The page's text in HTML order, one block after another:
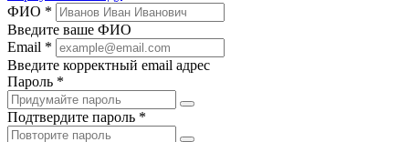
ФИО *
Введите ваше ФИО
Email *
Введите корректный email адрес
Пароль *
Подтвердите пароль *